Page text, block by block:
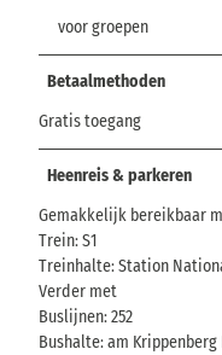
voor groepen
Betaalmethoden
Gratis toegang
Heenreis & parkeren
Gemakkelijk bereikbaar
Trein: S1
Treinhalte: Station
Verder met
Buslijnen: 252
Bushalte: am